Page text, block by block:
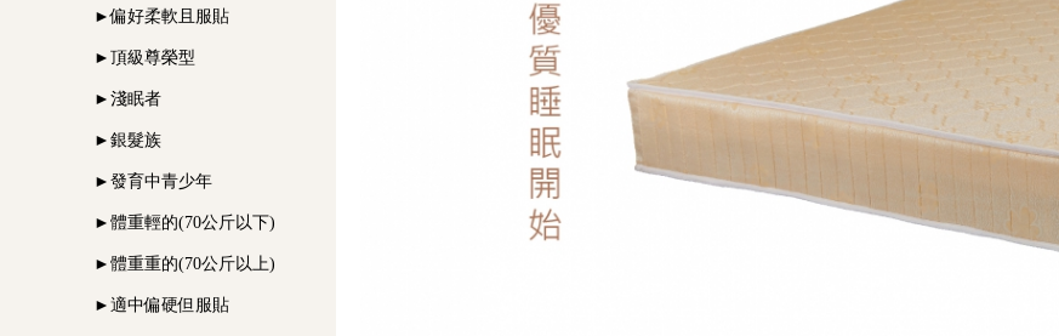
►偏好柔軟且服貼
►頂級尊榮型
►淺眠者
►銀髮族
►發育中青少年
►體重輕的(70公斤以下)
►體重重的(70公斤以上)
►適中偏硬但服貼